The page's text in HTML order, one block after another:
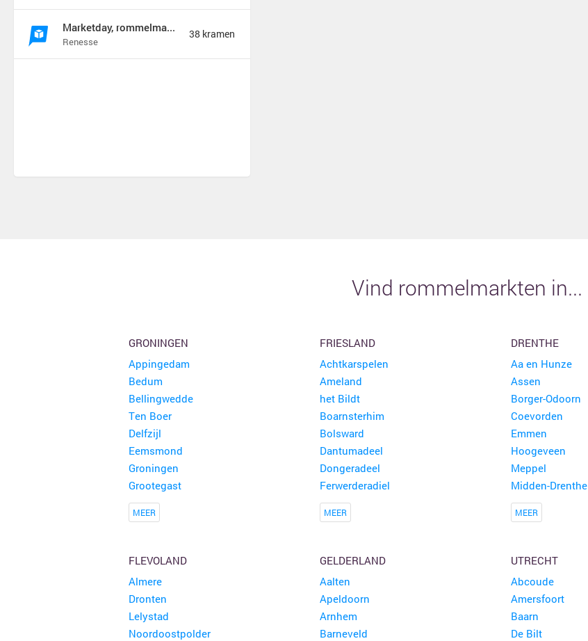
Marketday, rommelmarkt en meer
Renesse
38 kramen
Vind rommelmarkten in...
GRONINGEN
Appingedam
Bedum
Bellingwedde
Ten Boer
Delfzijl
Eemsmond
Groningen
Grootegast
MEER
FRIESLAND
Achtkarspelen
Ameland
het Bildt
Boarnsterhim
Bolsward
Dantumadeel
Dongeradeel
Ferwerderadiel
MEER
DRENTHE
Aa en Hunze
Assen
Borger-Odoorn
Coevorden
Emmen
Hoogeveen
Meppel
Midden-Drenthe
MEER
FLEVOLAND
Almere
Dronten
Lelystad
Noordoostpolder
GELDERLAND
Aalten
Apeldoorn
Arnhem
Barneveld
UTRECHT
Abcoude
Amersfoort
Baarn
De Bilt